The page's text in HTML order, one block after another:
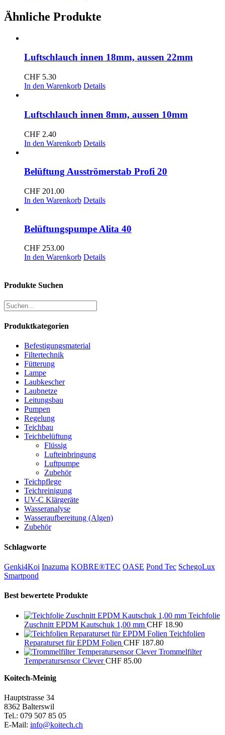
Ähnliche Produkte
Luftschlauch innen 18mm, aussen 22mm
CHF 5.30
In den Warenkorb Details
Luftschlauch innen 8mm, aussen 10mm
CHF 2.40
In den Warenkorb Details
Belüftung Ausströmerstab Profi 20
CHF 201.00
In den Warenkorb Details
Belüftungspumpe Alita 40
CHF 253.00
In den Warenkorb Details
Produkte Suchen
Produktkategorien
Befestigungsmaterial
Filtertechnik
Fütterung
Lampe
Laubkescher
Laubnetze
Leitungsbau
Pumpen
Regelung
Teichbau
Teichbelüftung
Flüssig
Lufteinbringung
Luftpumpe
Zubehör
Teichpflege
Teichreinigung
UV-C Klärgeräte
Wasseranalyse
Wasseraufbereitung (Algen)
Zubehör
Schlagworte
Genki4Koi Inazuma KOBRE®TEC OASE Pond Tec SchegoLux
Smartpond
Best bewertete Produkte
Teichfolie
Zuschnitt EPDM Kautschuk 1,00 mm CHF 18.90
Teichfolien
Reparaturset für EPDM Folien CHF 187.80
Trommelfilter
Temperatursensor Clever CHF 85.00
Koitech-Meinig
Hauptstrasse 34
8362 Balterswil
Tel.: 079 507 85 05
E-Mail: info@koitech.ch